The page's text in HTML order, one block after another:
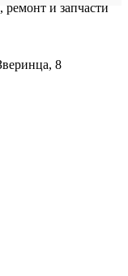
и запчасти
8